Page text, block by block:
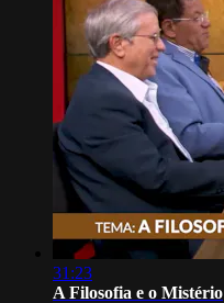
31:23
A Filosofia e o Mistério